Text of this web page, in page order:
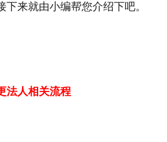
下来就由小编帮您介绍下吧。
法人相关流程